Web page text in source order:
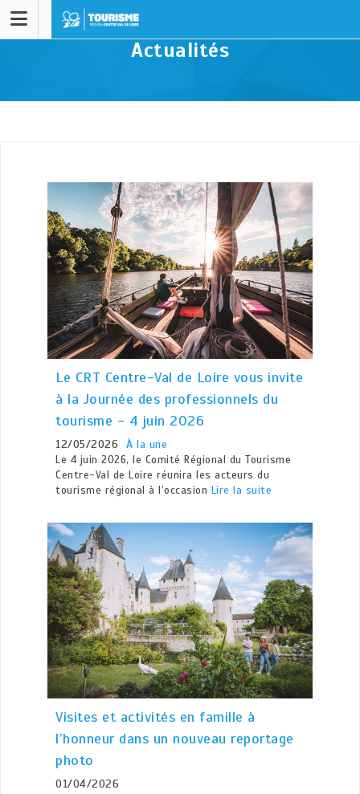
Actualités
Le CRT Centre-Val de Loire vous invite
à la Journée des professionnels du
tourisme - 4 juin 2026
12/05/2026 À la une
Le 4 juin 2026, le Comité Régional du Tourisme
Centre-Val de Loire réunira les acteurs du
tourisme régional à l’occasion Lire la suite
Visites et activités en famille à
l’honneur dans un nouveau reportage
photo
01/04/2026